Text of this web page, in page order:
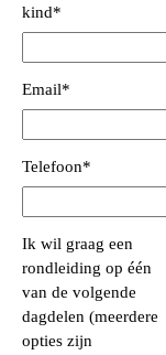
kind*
Email*
Telefoon*
Ik wil graag een
rondleiding op één
van de volgende
dagdelen (meerdere
opties zijn